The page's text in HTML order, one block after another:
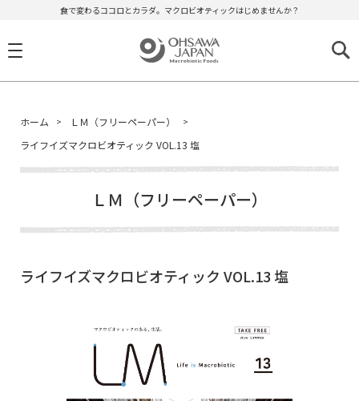
食で変わるココロとカラダ。マクロビオティックはじめませんか？
ホーム
ＬＭ（フリーペーパー）
ライフイズマクロビオティック VOL.13 塩
ＬＭ（フリーペーパー）
ライフイズマクロビオティック VOL.13 塩